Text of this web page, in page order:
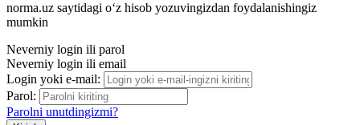
norma.uz saytidagi oʻz hisob yozuvingizdan foydalanishingiz
mumkin
Neverniy login ili parol
Neverniy login ili email
Login yoki e-mail:
Parol:
Parolni unutdingizmi?